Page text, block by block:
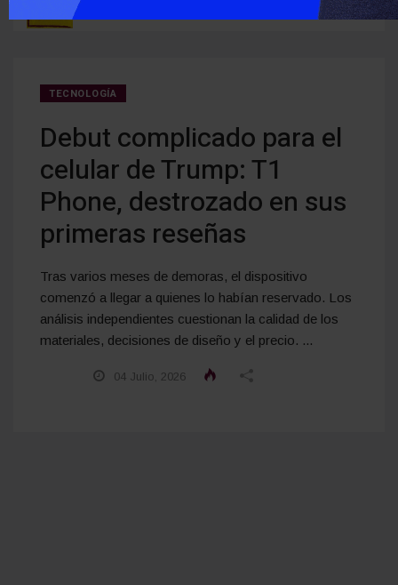
TECNOLOGÍA
Debut complicado para el
celular de Trump: T1
Phone, destrozado en sus
primeras reseñas
Tras varios meses de demoras, el dispositivo
comenzó a llegar a quienes lo habían reservado. Los
análisis independientes cuestionan la calidad de los
materiales, decisiones de diseño y el precio. ...
04 Julio, 2026